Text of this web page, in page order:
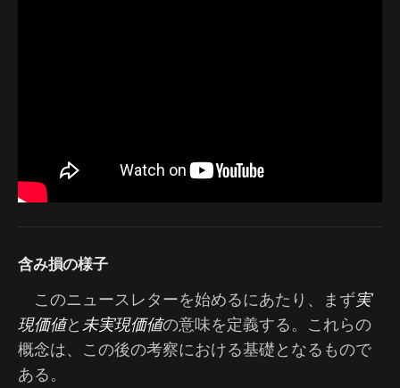
含み損の様子
このニュースレターを始めるにあたり、まず実
現価値と 未実現価値の意味を定義する。これらの
概念は、この後の考察における基礎となるもので
ある。